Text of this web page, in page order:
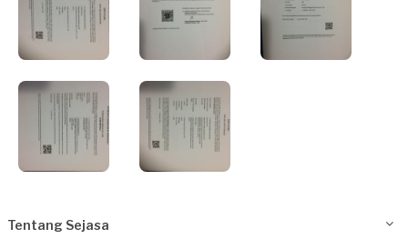
Tentang Sejasa